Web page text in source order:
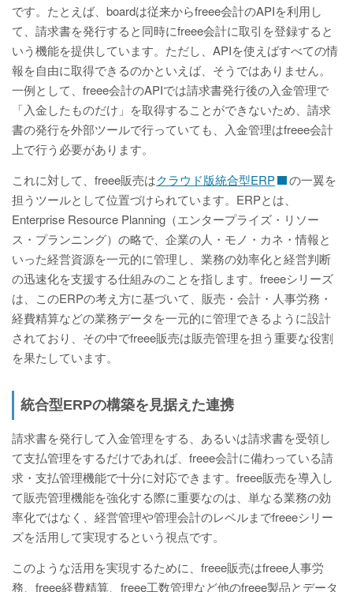
です。たとえば、boardは従来からfreee会計のAPIを利用し
て、請求書を発行すると同時にfreee会計に取引を登録すると
いう機能を提供しています。ただし、APIを使えばすべての情
報を自由に取得できるのかといえば、そうではありません。
一例として、freee会計のAPIでは請求書発行後の入金管理で
「入金したものだけ」を取得することができないため、請求
書の発行を外部ツールで行っていても、入金管理はfreee会計
上で行う必要があります。
これに対して、freee販売はクラウド版統合型ERP
の一翼を
担うツールとして位置づけられています。ERPとは、
Enterprise Resource Planning（エンタープライズ・リソー
ス・プランニング）の略で、企業の人・モノ・カネ・情報と
いった経営資源を一元的に管理し、業務の効率化と経営判断
の迅速化を支援する仕組みのことを指します。freeeシリーズ
は、このERPの考え方に基づいて、販売・会計・人事労務・
経費精算などの業務データを一元的に管理できるように設計
されており、その中でfreee販売は販売管理を担う重要な役割
を果たしています。
統合型ERPの構築を見据えた連携
請求書を発行して入金管理をする、あるいは請求書を受領し
て支払管理をするだけであれば、freee会計に備わっている請
求・支払管理機能で十分に対応できます。freee販売を導入し
て販売管理機能を強化する際に重要なのは、単なる業務の効
率化ではなく、経営管理や管理会計のレベルまでfreeeシリー
ズを活用して実現するという視点です。
このような活用を実現するために、freee販売はfreee人事労
務、freee経費精算、freee工数管理など他のfreee製品とデータ